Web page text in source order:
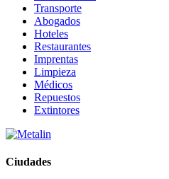
Transporte
Abogados
Hoteles
Restaurantes
Imprentas
Limpieza
Médicos
Repuestos
Extintores
Ciudades